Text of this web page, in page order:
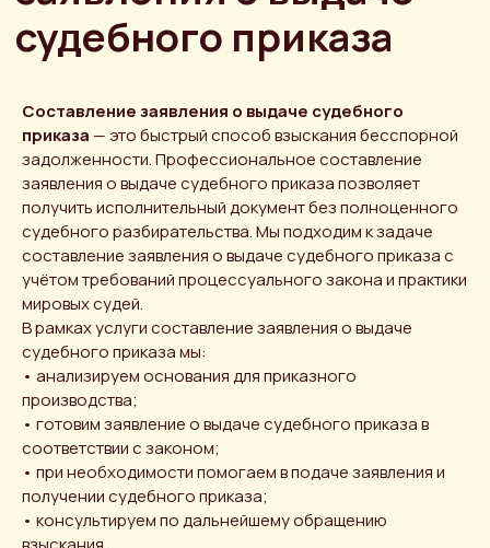
Составление заявления о выдаче судебного
приказа — это быстрый способ взыскания бесспорной
задолженности. Профессиональное составление
заявления о выдаче судебного приказа позволяет
получить исполнительный документ без полноценного
судебного разбирательства. Мы подходим к задаче
составление заявления о выдаче судебного приказа с
учётом требований процессуального закона и практики
мировых судей.
В рамках услуги составление заявления о выдаче
судебного приказа мы:
• анализируем основания для приказного
производства;
• готовим заявление о выдаче судебного приказа в
соответствии с законом;
• при необходимости помогаем в подаче заявления и
получении судебного приказа;
• консультируем по дальнейшему обращению